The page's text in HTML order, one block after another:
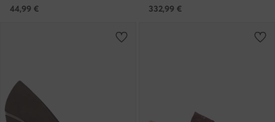
44,99 €
332,99 €